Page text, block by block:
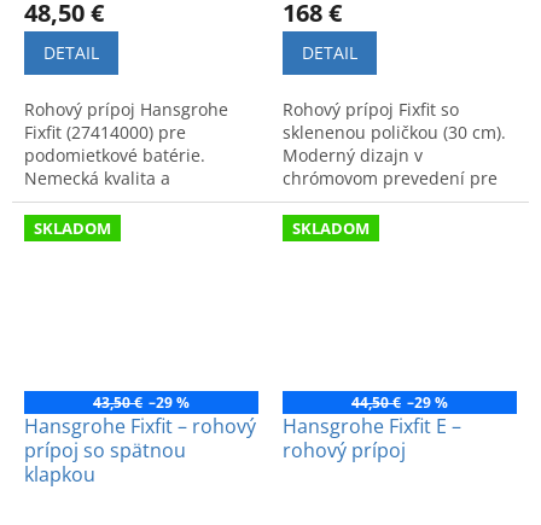
48,50 €
DETAIL
Rohový prípoj Hansgrohe
Fixfit (27414000) pre
podomietkové batérie.
Nemecká kvalita a
precíznosť, moderný dizajn
a praktické prevedenie do
kúpeľne.
168 €
DETAIL
Rohový prípoj Fixfit so
sklenenou poličkou (30 cm).
Moderný dizajn v
chrómovom prevedení pre
štýlovú kúpeľňu. Kód
produktu: 26456400.
SKLADOM
43,50 € –29 %
Hansgrohe Fixfit – rohový
prípoj so spätnou
klapkou
SKLADOM
44,50 € –29 %
Hansgrohe Fixfit E –
rohový prípoj